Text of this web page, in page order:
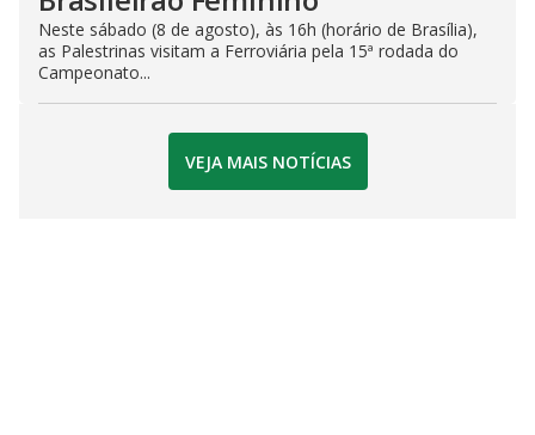
Neste sábado (8 de agosto), às 16h (horário de Brasília),
as Palestrinas visitam a Ferroviária pela 15ª rodada do
Campeonato...
VEJA MAIS NOTÍCIAS